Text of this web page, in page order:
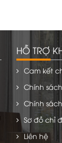
HỖ TRỢ
Cam kết
Chính
Chính
Sơ đồ chỉ
Liên hệ